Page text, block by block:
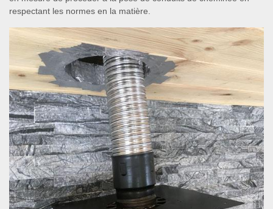
respectant les normes en la matière.